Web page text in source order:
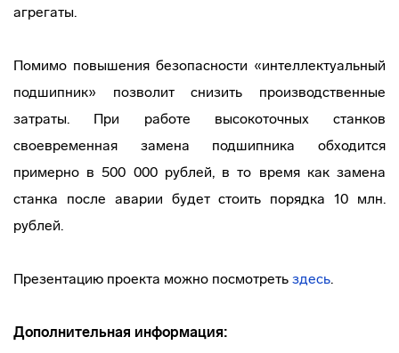
агрегаты.
Помимо повышения безопасности «интеллектуальный
подшипник» позволит снизить производственные
затраты. При работе высокоточных станков
своевременная замена подшипника обходится
примерно в 500 000 рублей, в то время как замена
станка после аварии будет стоить порядка 10 млн.
рублей.
Презентацию проекта можно посмотреть здесь.
Дополнительная информация: